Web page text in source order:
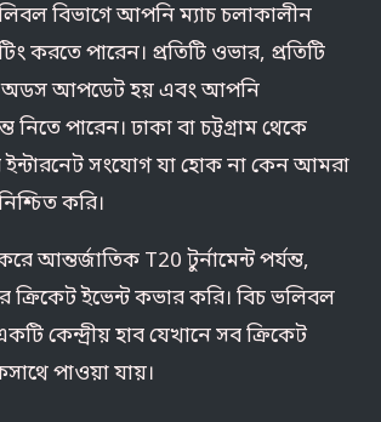
বিভাগে আপনি ম্যাচ চলাকালীন
করতে পারেন। প্রতিটি ওভার, প্রতিটি
অডস আপডেট হয় এবং আপনি
নিতে পারেন। ঢাকা বা চট্টগ্রাম থেকে
সংযোগ যা হোক না কেন আমরা
করি।
আন্তর্জাতিক T20 টুর্নামেন্ট পর্যন্ত,
ইভেন্ট কভার করি। বিচ ভলিবল
কেন্দ্রীয় হাব যেখানে সব ক্রিকেট
পাওয়া যায়।